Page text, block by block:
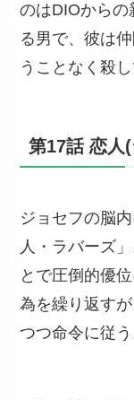
のはDIOから
る男で、彼は
うことなく殺し
第17話 恋人
ジョセフの脳
人・ラバーズ
とで圧倒的優
為を繰り返す
つつ命令に従う